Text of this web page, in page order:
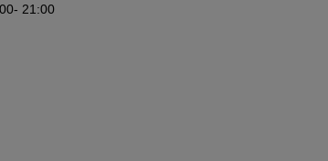
- 21:00